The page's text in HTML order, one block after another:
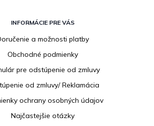
INFORMÁCIE PRE VÁS
a možnosti platby
Obchodné podmienky
pre odstúpenie od zmluvy
od zmluvy/ Reklamácia
ochrany osobných údajov
Najčastejšie otázky